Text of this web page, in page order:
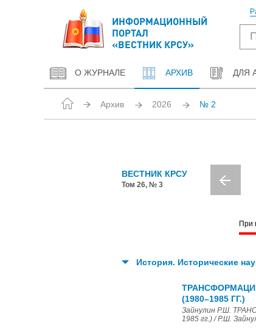
ИНФОРМАЦИОННЫЙ
ПОРТАЛ
«ВЕСТНИК КРСУ»
О ЖУРНАЛЕ АРХИВ ДЛЯ
Архив 2026 № 2
ВЕСТНИК КРСУ
Том 26, № 3
При
История. Исторические
(1980–1985 ГГ.)
Зайнулин Р.Ш.
1985 гг.) / Р.Ш.